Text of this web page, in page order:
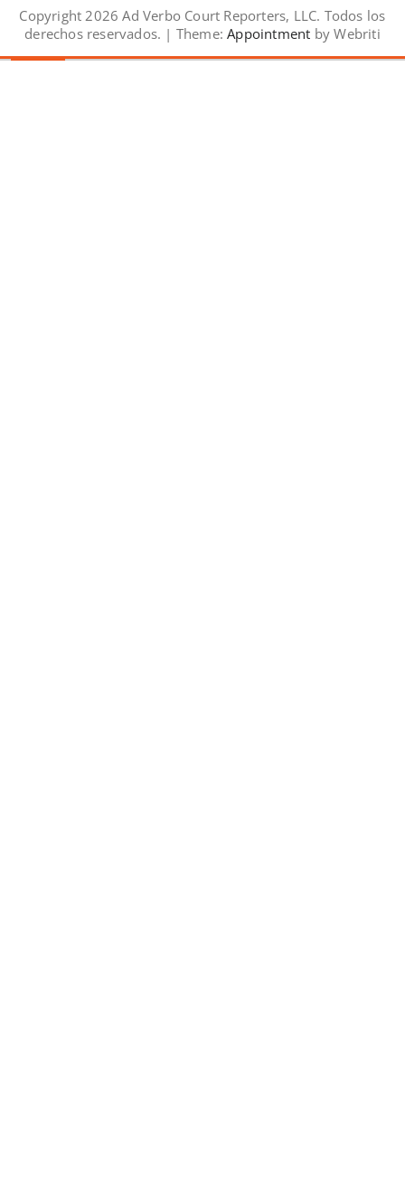
Copyright 2026 Ad Verbo Court Reporters, LLC. Todos los
derechos reservados. | Theme: Appointment by Webriti